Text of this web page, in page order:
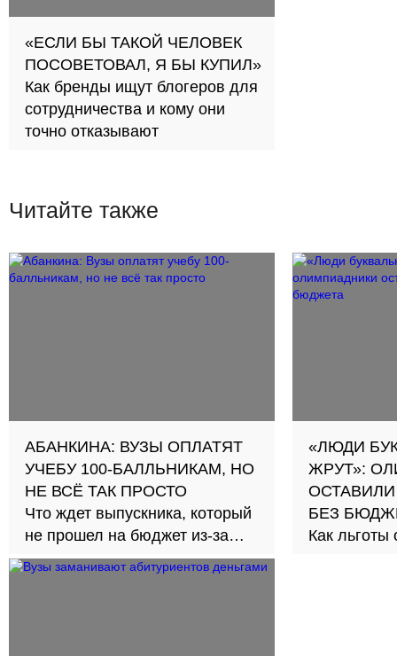
«ЕСЛИ БЫ ТАКОЙ ЧЕЛОВЕК
ПОСОВЕТОВАЛ, Я БЫ КУПИЛ»
Как бренды ищут блогеров для
сотрудничества и кому они
точно отказывают
Читайте также
АБАНКИНА: ВУЗЫ ОПЛАТЯТ
УЧЕБУ 100-БАЛЛЬНИКАМ, НО
НЕ ВСЁ ТАК ПРОСТО
Что ждет выпускника, который
не прошел на бюджет из-за
олимпиадников
«ЛЮДИ
ЖРУТ»:
БЕЗ
Как льготы